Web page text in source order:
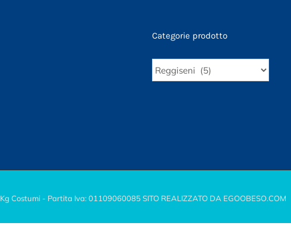
Categorie prodotto
Kg Costumi - Partita Iva: 01109060085 SITO REALIZZATO DA EGOOBESO.COM